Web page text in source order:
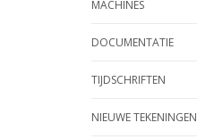
MACHINES
DOCUMENTATIE
TIJDSCHRIFTEN
NIEUWE TEKENINGEN